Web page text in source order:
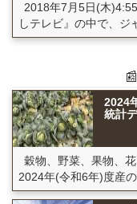
2018年7月5日(木
しテレビ』の中で、ジ
2024
統計
穀物、野菜、果物、
2024年(令和6年)度産